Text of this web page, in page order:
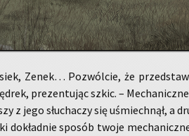
Zenek… Po­zwól­cie, że
pre­zen­tu­jąc szkic. – Me­cha­nicz­ne
z jego słu­cha­czy się uśmiech­nął, a
do­kład­nie spo­sób twoje